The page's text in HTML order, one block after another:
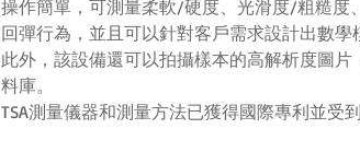
操作簡單，可測量柔軟/硬度、光滑度/粗糙度、
回彈行為 ，並且可以針對客戶需求設計出數學
此外，該設備還可以拍攝樣本的高解析度圖片
料庫。
TSA測量儀器和測量方法已獲得國際專利並受到